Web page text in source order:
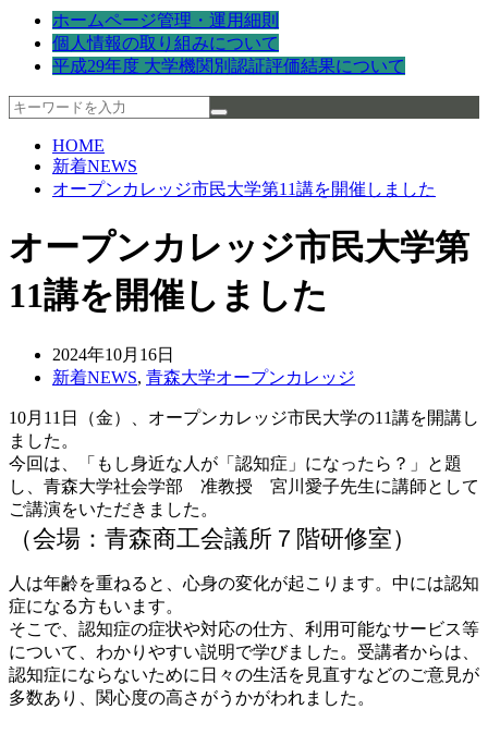
ホームページ管理・運用細則
個人情報の取り組みについて
平成29年度 大学機関別認証評価結果について
HOME
新着NEWS
オープンカレッジ市民大学第11講を開催しました
オープンカレッジ市民大学第
11講を開催しました
2024年10月16日
新着NEWS, 青森大学オープンカレッジ
10月11日（金）、オープンカレッジ市民大学の11講を開講し
ました。
今回は、「もし身近な人が「認知症」になったら？」と題
し、青森大学社会学部 准教授 宮川愛子先生に講師として
ご講演をいただきました。
（会場：青森商工会議所７階研修室）
人は年齢を重ねると、心身の変化が起こります。中には認知
症になる方もいます。
そこで、認知症の症状や対応の仕方、利用可能なサービス等
について、わかりやすい説明で学びました。受講者からは、
認知症にならないために日々の生活を見直すなどのご意見が
多数あり、関心度の高さがうかがわれました。